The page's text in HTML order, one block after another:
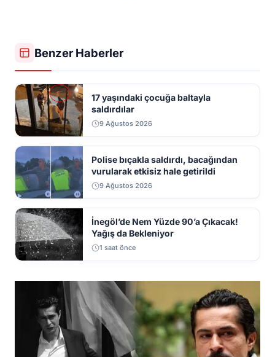
Benzer Haberler
17 yaşındaki çocuğa baltayla
saldırdılar
9 Ağustos 2026
Polise bıçakla saldırdı, bacağından
vurularak etkisiz hale getirildi
9 Ağustos 2026
İnegöl’de Nem Yüzde 90’a Çıkacak!
Yağış da Bekleniyor
1 saat önce